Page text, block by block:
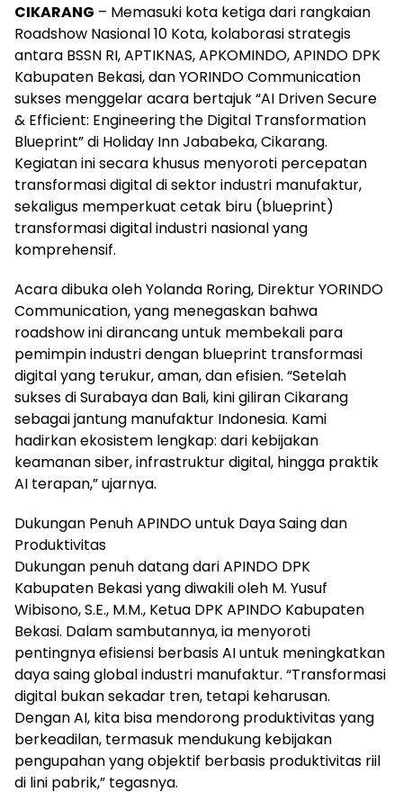
CIKARANG – Memasuki kota ketiga dari rangkaian
Roadshow Nasional 10 Kota, kolaborasi strategis
antara BSSN RI, APTIKNAS, APKOMINDO, APINDO DPK
Kabupaten Bekasi, dan YORINDO Communication
sukses menggelar acara bertajuk “AI Driven Secure
& Efficient: Engineering the Digital Transformation
Blueprint” di Holiday Inn Jababeka, Cikarang.
Kegiatan ini secara khusus menyoroti percepatan
transformasi digital di sektor industri manufaktur,
sekaligus memperkuat cetak biru (blueprint)
transformasi digital industri nasional yang
komprehensif.
Acara dibuka oleh Yolanda Roring, Direktur YORINDO
Communication, yang menegaskan bahwa
roadshow ini dirancang untuk membekali para
pemimpin industri dengan blueprint transformasi
digital yang terukur, aman, dan efisien. “Setelah
sukses di Surabaya dan Bali, kini giliran Cikarang
sebagai jantung manufaktur Indonesia. Kami
hadirkan ekosistem lengkap: dari kebijakan
keamanan siber, infrastruktur digital, hingga praktik
AI terapan,” ujarnya.
Dukungan Penuh APINDO untuk Daya Saing dan
Produktivitas
Dukungan penuh datang dari APINDO DPK
Kabupaten Bekasi yang diwakili oleh M. Yusuf
Wibisono, S.E., M.M., Ketua DPK APINDO Kabupaten
Bekasi. Dalam sambutannya, ia menyoroti
pentingnya efisiensi berbasis AI untuk meningkatkan
daya saing global industri manufaktur. “Transformasi
digital bukan sekadar tren, tetapi keharusan.
Dengan AI, kita bisa mendorong produktivitas yang
berkeadilan, termasuk mendukung kebijakan
pengupahan yang objektif berbasis produktivitas riil
di lini pabrik,” tegasnya.